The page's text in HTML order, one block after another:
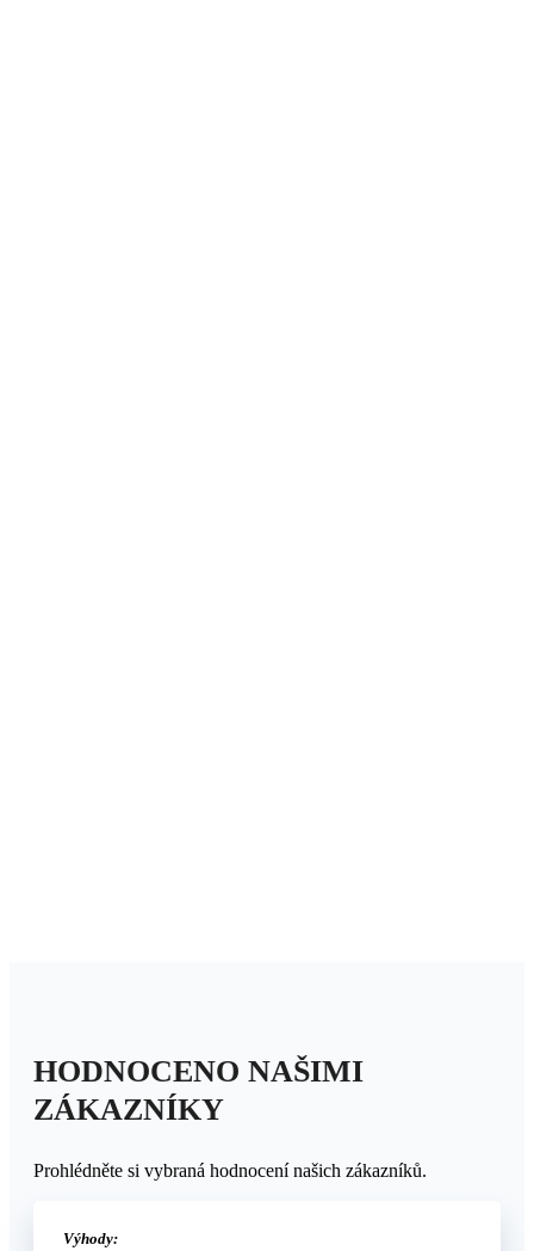
HODNOCENO NAŠIMI
ZÁKAZNÍKY
Prohlédněte si vybraná hodnocení našich zákazníků.
Výhody: